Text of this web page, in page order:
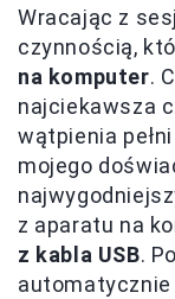
Wracając z
czynnością,
na komputer.
najciekawsza
wątpienia
mojego
z aparatu na
z kabla USB.